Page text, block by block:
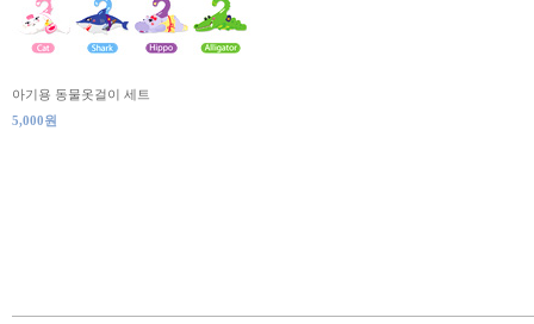
아기용 동물옷걸이 세트
5,000원